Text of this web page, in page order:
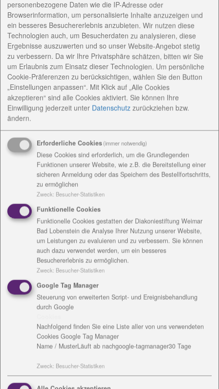
Den Auftakt bildete ein Einführungsreferat des
Bundesvorsitzenden des Grundschulverbandes Herrn
Dr. h.c. Horst Bartnitzky. Auf sehr beeindruckende
Art und Weise gelang es dem Referenten, anhand
typischer kindlicher Entwicklungsverläufe
darzulegen, dass sich Kinder verschieden und
unterschiedlich entwickeln. Keine Einrichtung kann
Kinder in ihrer Entwicklung egalisieren und keine
Einrichtung darf dies, weil jedes Kind ein Recht auf
die ihm gemäße Entwicklung hat.
Er ging in seinen weiteren Ausführungen mit den
Grundhaltungen der in allen Bundesländern
verbindlich geltenden Bildungsplänen konform, die
die Unterschiedlichkeit der Kinder wahrnehmen, an
Lernprozesse anknüpfen und Begonnenes auch
pädagogische Alltag gestaltet werden, führt das zu
einem veränderten pädagogischen Selbstverständnis.
Genau jenen Blick und die damit verbundenen
Konsequenzen für Eltern, ErzieherInnen und
GrundschullehrerInnen konnte Dr. Bartnitzky auf
sehr beeindruckende Art an praxisnahen Beispielen
darlegen.
Das Nachmittagsprogramm setzte sich aus einer
konnten sich die TeilnehmerInnen mit Ärzten zur
Thematik Hochbegabung und
pädagogische Fachkräfte gaben Auskünfte zu Fragen
personenbezogene Daten wie die IP-Adresse oder
Browserinformation, um personalisierte Inhalte anzuzeigen und
ein besseres Besuchererlebnis anzubieten. Wir nutzen diese
Technologien auch, um Besucherdaten zu analysieren, diese
Ergebnisse auszuwerten und so unser Website-Angebot stetig
zu verbessern. Da wir Ihre Privatsphäre schätzen, bitten wir Sie
um Erlaubnis zum Einsatz dieser Technologien. Um persönliche
Cookie-Präferenzen zu berücksichtigen, wählen Sie den Button
„Einstellungen anpassen“. Mit Klick auf „Alle Cookies
akzeptieren“ sind alle Cookies aktiviert. Sie können Ihre
Einwilligung jederzeit unter Datenschutz zurückziehen bzw.
ändern.
Erforderliche Cookies(immer notwendig)
Diese Cookies sind erforderlich, um die Grundlegenden
Funktionen unserer Website, wie z.B. die Bereitstellung einer
sicheren Anmeldung oder das Speichern des Bestellfortschritts,
zu ermöglichen
Zweck: Besucher-Statistiken
Funktionelle Cookies
Funktionelle Cookies gestatten der Diakoniestiftung Weimar
Bad Lobenstein die Analyse Ihrer Nutzung unserer Website,
um Leistungen zu evaluieren und zu verbessern. Sie können
auch dazu verwendet werden, um ein besseres
Besuchererlebnis zu ermöglichen.
Zweck: Besucher-Statistiken
Google Tag Manager
Steuerung von erweiterten Script- und Ereignisbehandlung
durch Google
Nachfolgend finden Sie eine Liste aller von uns verwendeten
Cookies Google Tag Manager
Name / MusterLäuft ab nachgoogle-tagmanager30 Tage
Zweck: Besucher-Statistiken